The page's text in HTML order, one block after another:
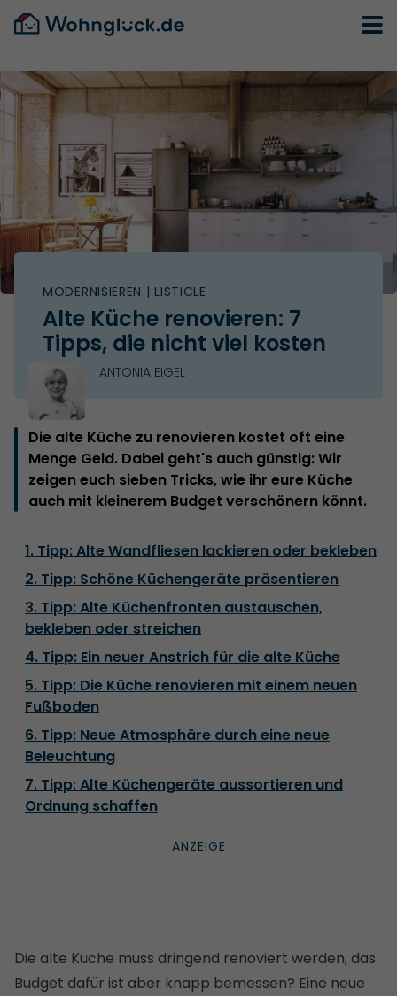
MODERNISIEREN | LISTICLE
Alte Küche renovieren: 7
Tipps, die nicht viel kosten
ANTONIA EIGEL
Die alte Küche zu renovieren kostet oft eine
Menge Geld. Dabei geht's auch günstig: Wir
zeigen euch sieben Tricks, wie ihr eure Küche
auch mit kleinerem Budget verschönern könnt.
1. Tipp: Alte Wandfliesen lackieren oder bekleben
2. Tipp: Schöne Küchengeräte präsentieren
3. Tipp: Alte Küchenfronten austauschen,
bekleben oder streichen
4. Tipp: Ein neuer Anstrich für die alte Küche
5. Tipp: Die Küche renovieren mit einem neuen
Fußboden
6. Tipp: Neue Atmosphäre durch eine neue
Beleuchtung
7. Tipp: Alte Küchengeräte aussortieren und
Ordnung schaffen
Die alte Küche muss dringend renoviert werden, das
Budget dafür ist aber knapp bemessen? Eine neue